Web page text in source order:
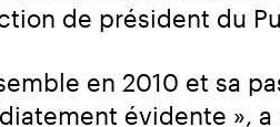
de président du
en 2010 et sa
évidente »,